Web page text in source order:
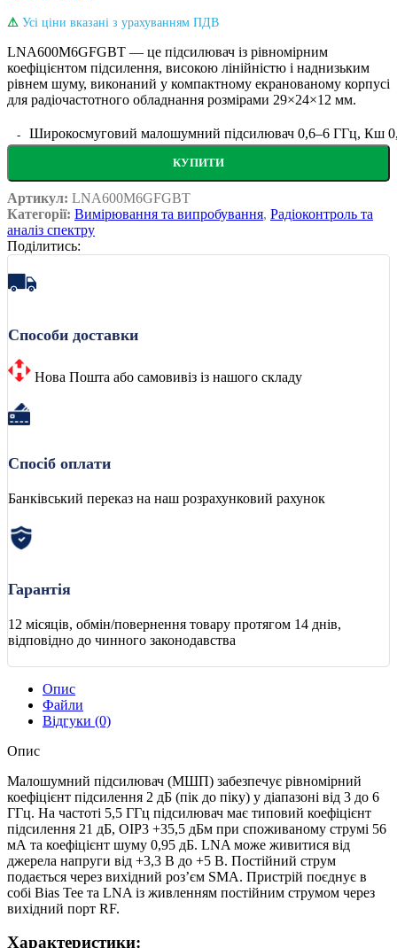
⚠ Усі ціни вказані з урахуванням ПДВ
LNA600M6GFGBT — це підсилювач із рівномірним
коефіцієнтом підсилення, високою лінійністю і наднизьким
рівнем шуму, виконаний у компактному екранованому корпусі
для радіочастотного обладнання розмірами 29×24×12 мм.
Широкосмуговий малошумний підсилювач 0,6–6 ГГц, Кш
КУПИТИ
Артикул: LNA600M6GFGBT
Категорії: Вимірювання та випробування, Радіоконтроль та
аналіз спектру
Поділитись:
Способи доставки
Нова Пошта або самовивіз із нашого складу
Спосіб оплати
Банківський переказ на наш розрахунковий рахунок
Гарантія
12 місяців, обмін/повернення товару протягом 14 днів,
відповідно до чинного законодавства
Опис
Файли
Відгуки (0)
Опис
Малошумний підсилювач (МШП) забезпечує рівномірний
коефіцієнт підсилення 2 дБ (пік до піку) у діапазоні від 3 до 6
ГГц. На частоті 5,5 ГГц підсилювач має типовий коефіцієнт
підсилення 21 дБ, OIP3 +35,5 дБм при споживаному струмі 56
мА та коефіцієнт шуму 0,95 дБ. LNA може живитися від
джерела напруги від +3,3 В до +5 В. Постійний струм
подається через вихідний роз’єм SMA. Пристрій поєднує в
собі Bias Tee та LNA із живленням постійним струмом через
вихідний порт RF.
Характеристики: